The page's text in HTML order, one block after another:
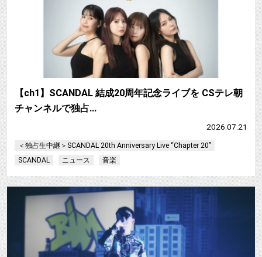
【ch1】SCANDAL 結成20周年記念ライブを CSテレ朝
チャンネルで独占…
2026.07.21
＜独占生中継＞SCANDAL 20th Anniversary Live “Chapter 20”
SCANDAL
ニュース 音楽